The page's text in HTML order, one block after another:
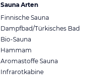
Sauna Arten
Finnische Sauna
Dampfbad/Türkisches Bad
Bio-Sauna
Hammam
Aromastoffe Sauna
Infrarotkabine